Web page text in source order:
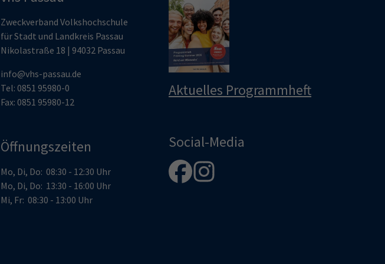
Zweckverband Volkshochschule
für Stadt und Landkreis Passau
Nikolastraße 18 | 94032 Passau
info@vhs-passau.de
Tel: 0851 95980-0
Fax: 0851 95980-12
Aktuelles Programmheft
Öffnungszeiten
Mo, Di, Do: 08:30 - 12:30 Uhr
Mo, Di, Do: 13:30 - 16:00 Uhr
Mi, Fr: 08:30 - 13:00 Uhr
Social-Media